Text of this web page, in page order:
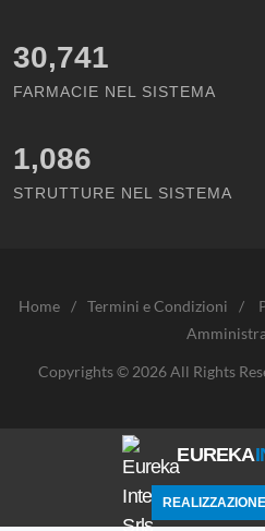
30,741
FARMACIE NEL SISTEMA
1,086
STRUTTURE NEL SISTEMA
Home / Termini e Condizioni /
Copyrights © 2026 All Rights
EUREKA